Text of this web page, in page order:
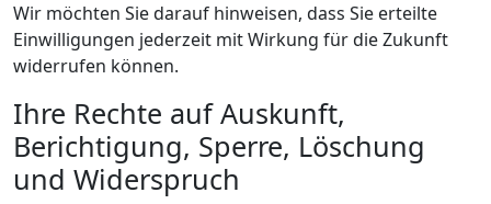
Wir möchten Sie darauf hinweisen, dass Sie erteilte
Einwilligungen jederzeit mit Wirkung für die Zukunft
widerrufen können.
Ihre Rechte auf Auskunft,
Berichtigung, Sperre, Löschung
und Widerspruch